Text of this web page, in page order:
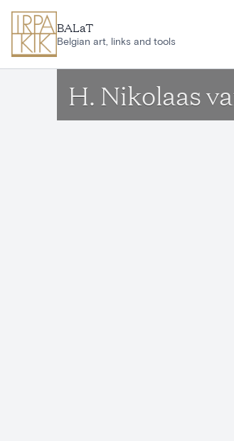
BALaT
Belgian art, links and tools
H. Nikolaas